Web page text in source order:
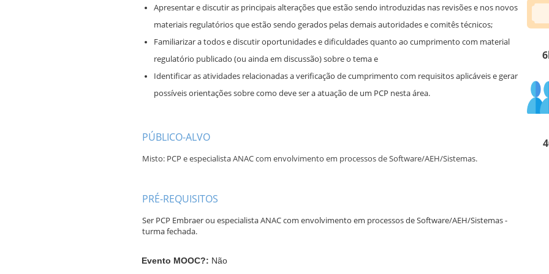
Apresentar e discutir as principais alterações que estão sendo introduzidas nas revisões e nos novos
materiais regulatórios que estão sendo gerados pelas demais autoridades e comitês técnicos;
Familiarizar a todos e discutir oportunidades e dificuldades quanto ao cumprimento com material
regulatório publicado (ou ainda em discussão) sobre o tema e
Identificar as atividades relacionadas a verificação de cumprimento com requisitos aplicáveis e gerar
possíveis orientações sobre como deve ser a atuação de um PCP nesta área.
PÚBLICO-ALVO
Misto: PCP e especialista ANAC com envolvimento em processos de Software/AEH/Sistemas.
PRÉ-REQUISITOS
Ser PCP Embraer ou especialista ANAC com envolvimento em processos de Software/AEH/Sistemas -
turma fechada.
Evento MOOC?: Não